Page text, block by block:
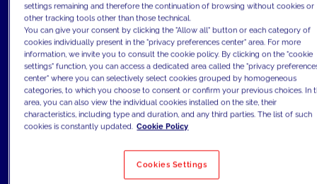
crecimiento orgánico como nunca antes,
adoptando un enfoque ágil que exprime el
poder de los datos y el análisis para
satisfacer las necesidades cambiantes de
los clientes y maximizar su fidelidad.
A medida que siguen apareciendo nuevos
puntos de contacto en el embudo y la
comunicación se personaliza cada vez
settings remaining and therefore the continuation of browsing without cookies or
other tracking tools other than those technical.
You can give your consent by clicking the "Allow all" button or each category of
cookies individually present in the "privacy preferences center" area. For more
information, we invite you to consult the cookie policy. By clicking on the "cookie
settings" function, you can access a dedicated area called the "privacy
center" where you can selectively select cookies grouped by homogeneous
categories, to which you choose to consent or confirm your previous choices. In
area, you can also view the individual cookies installed on the site, their
characteristics, including type and duration, and any third parties. The list of such
cookies is constantly updated. Cookie Policy
Cookies Settings